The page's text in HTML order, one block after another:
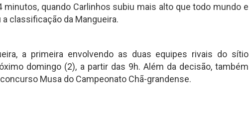
minutos, quando Carlinhos subiu mais alto que todo mundo e
classificação da Mangueira.
a primeira envolvendo as duas equipes rivais do sítio
domingo (2), a partir das 9h. Além da decisão, também
Musa do Campeonato Chã-grandense.